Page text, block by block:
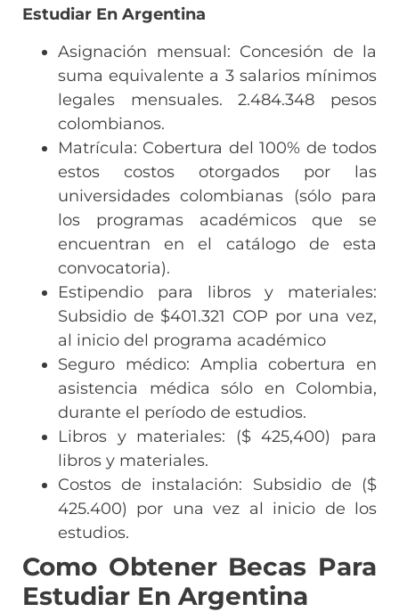
Estudiar En Argentina
Asignación mensual: Concesión de la
suma equivalente a 3 salarios mínimos
legales mensuales. 2.484.348 pesos
colombianos.
Matrícula: Cobertura del 100% de todos
estos costos otorgados por las
universidades colombianas (sólo para
los programas académicos que se
encuentran en el catálogo de esta
convocatoria).
Estipendio para libros y materiales:
Subsidio de $401.321 COP por una vez,
al inicio del programa académico
Seguro médico: Amplia cobertura en
asistencia médica sólo en Colombia,
durante el período de estudios.
Libros y materiales: ($ 425,400) para
libros y materiales.
Costos de instalación: Subsidio de ($
425.400) por una vez al inicio de los
estudios.
Como Obtener Becas Para
Estudiar En Argentina